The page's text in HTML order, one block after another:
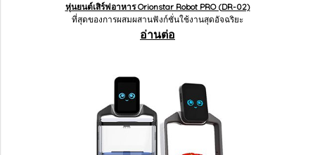
หุ่นยนต์เสิร์ฟอาหาร Orionstar Robot PRO (DR-02)
ที่สุดของการผสมผสานฟังก์ชั่นใช้งานสุดอัจฉริยะ
อ่านต่อ